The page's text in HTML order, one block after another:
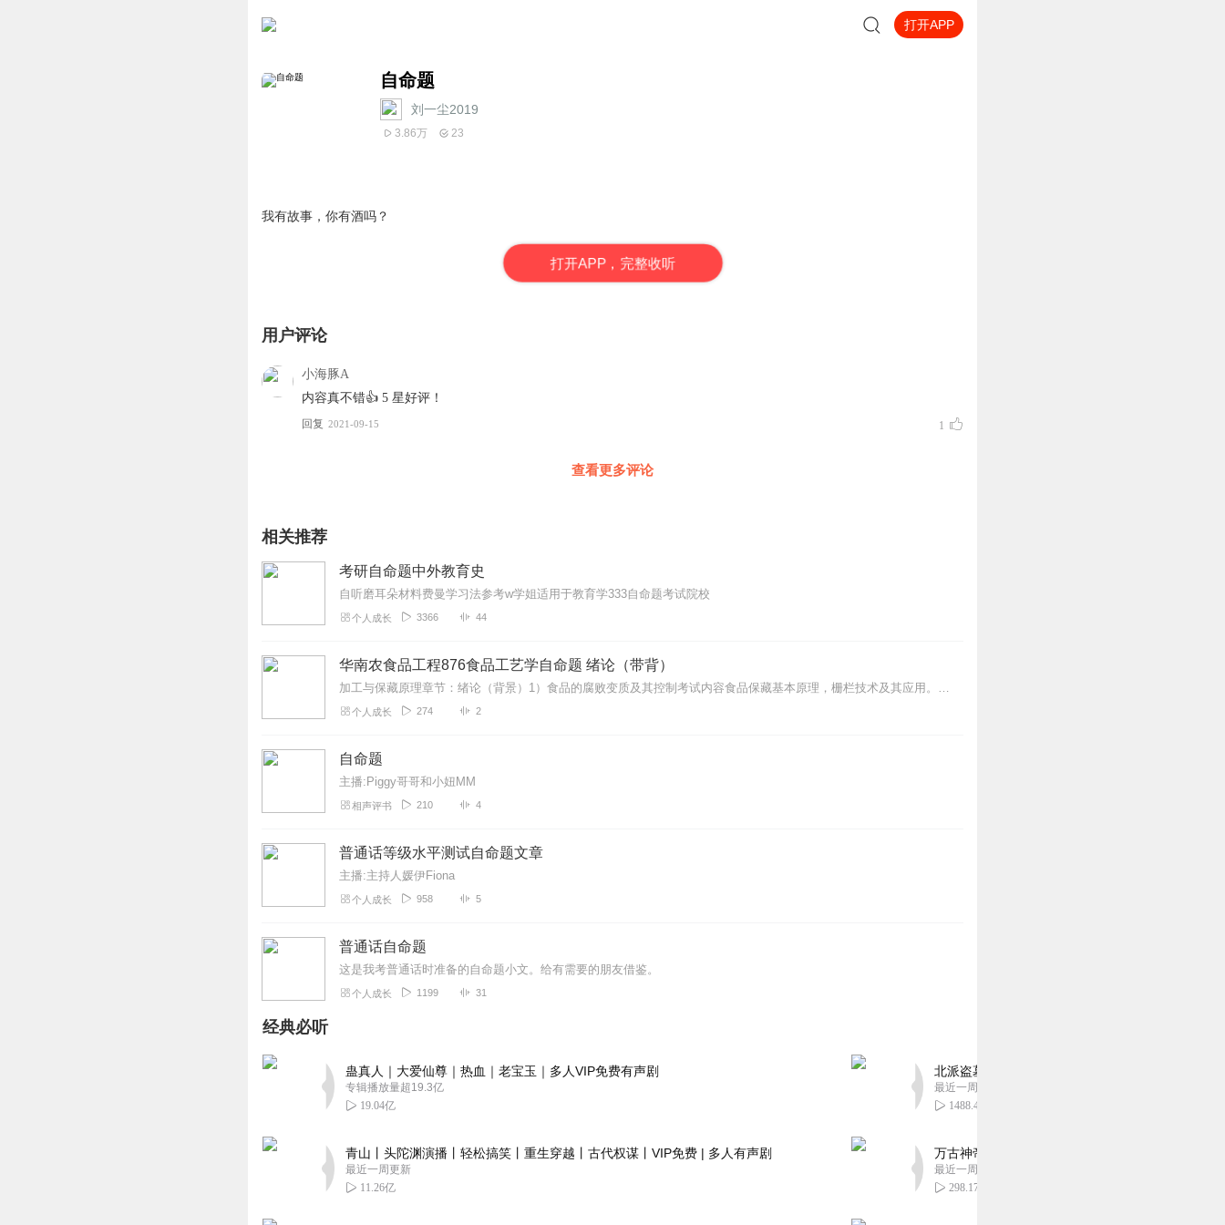
打开APP
自命题
刘一尘2019
3.86万 23
我有故事，你有酒吗？
打开APP，完整收听
用户评论
小海豚A
内容真不错👍 5 星好评！
回复 2021-09-15 1
查看更多评论
相关推荐
考研自命题中外教育史
自听磨耳朵材料费曼学习法参考w学姐适用于教育学333自命题考试院校
个人成长 3366 44
华南农食品工程876食品工艺学自命题 绪论（带背）
加工与保藏原理章节：绪论（背景）1）食品的腐败变质及其控制考试内容食品保藏基本原理，栅栏技术及其应用。考试要求1.了解引起食品腐败变质的生物学因素、化学因素和物...
个人成长 274 2
自命题
主播:Piggy哥哥和小妞MM
相声评书 210 4
普通话等级水平测试自命题文章
主播:主持人媛伊Fiona
个人成长 958 5
普通话自命题
这是我考普通话时准备的自命题小文。给有需要的朋友借鉴。
个人成长 1199 31
经典必听
蛊真人｜大爱仙尊｜热血｜老宝玉｜多人VIP免费有声剧
专辑播放量超19.3亿
19.04亿
青山丨头陀渊演播丨轻松搞笑丨重生穿越丨古代权谋丨VIP免费 | 多人有声剧
最近一周更新
11.26亿
北派盗墓笔记丨头陀渊出品丨悬疑灵异丨摸金校尉
最近一周更新
1488.44万
万古神帝丨玄幻丨热血丨紫襟团队演播丨多人有声
最近一周更新
298.17万